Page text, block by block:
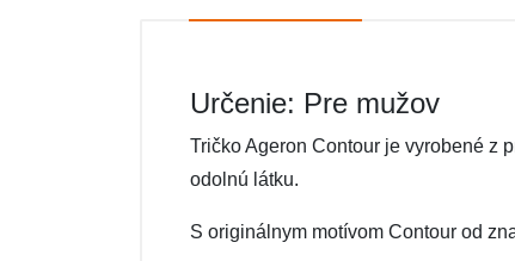
Určenie: Pre mužov
Tričko Ageron Contour je vyrobené z
odolnú látku.
S originálnym motívom Contour od